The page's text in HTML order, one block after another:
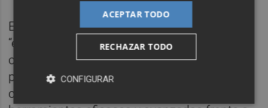
En este sentido, Campos ha subrayado que
“el proyecto Guardian es un ejemplo de
cómo la innovación y la tecnología pueden
ponerse al servicio de la seguridad
ciudadana, dotando a Paterna de
ACEPTAR TODO
RECHAZAR TODO
CONFIGURAR